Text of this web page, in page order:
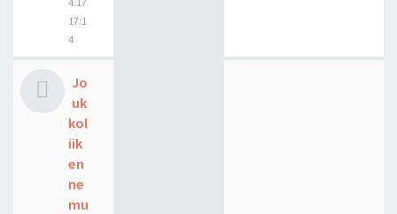
17:1
4
Jo
uk
kol
iik
en
ne
mu